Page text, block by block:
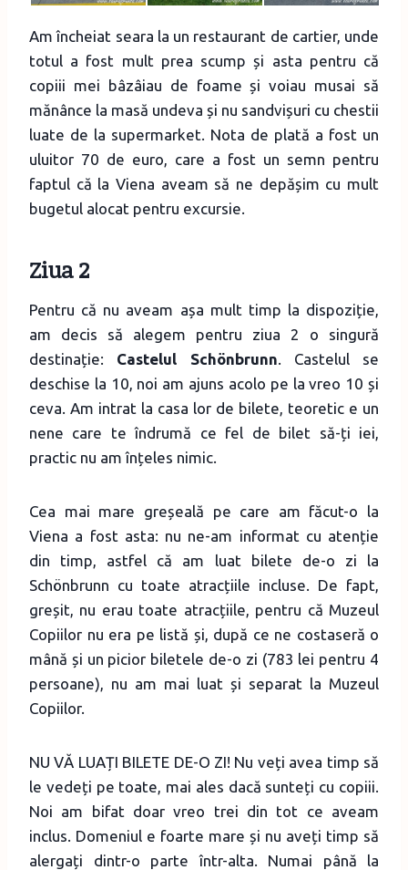
Am încheiat seara la un restaurant de cartier, unde
totul a fost mult prea scump și asta pentru că
copiii mei bâzâiau de foame și voiau musai să
mănânce la masă undeva și nu sandvișuri cu chestii
luate de la supermarket. Nota de plată a fost un
uluitor 70 de euro, care a fost un semn pentru
faptul că la Viena aveam să ne depășim cu mult
bugetul alocat pentru excursie.
Ziua 2
Pentru că nu aveam așa mult timp la dispoziție,
am decis să alegem pentru ziua 2 o singură
destinație: Castelul Schönbrunn. Castelul se
deschise la 10, noi am ajuns acolo pe la vreo 10 și
ceva. Am intrat la casa lor de bilete, teoretic e un
nene care te îndrumă ce fel de bilet să-ți iei,
practic nu am înțeles nimic.
Cea mai mare greșeală pe care am făcut-o la
Viena a fost asta: nu ne-am informat cu atenție
din timp, astfel că am luat bilete de-o zi la
Schönbrunn cu toate atracțiile incluse. De fapt,
greșit, nu erau toate atracțiile, pentru că Muzeul
Copiilor nu era pe listă și, după ce ne costaseră o
mână și un picior biletele de-o zi (783 lei pentru 4
persoane), nu am mai luat și separat la Muzeul
Copiilor.
NU VĂ LUAȚI BILETE DE-O ZI! Nu veți avea timp să
le vedeți pe toate, mai ales dacă sunteți cu copiii.
Noi am bifat doar vreo trei din tot ce aveam
inclus. Domeniul e foarte mare și nu aveți timp să
alergați dintr-o parte într-alta. Numai până la